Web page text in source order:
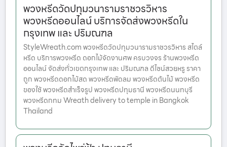
พวงหรีดวัดปทุมวนารามราชวรวิหาร
พวงหรีดออนไลน์ บริการจัดส่งพวงหรีดใน
กรุงเทพ และ ปริมณฑล
StyleWreath.com พวงหรีดวัดปทุมวนารามราชวรวิหาร สไตล์
หรีด บริการพวงหรีด ดอกไม้จัดงานศพ ครบวงจร ร้านพวงหรีด
ออนไลน์ จัดส่งทั่วเขตกรุงเทพ และ ปริมณฑล ดีไซน์สวยหรู ราคา
ถูก พวงหรีดดอกไม้สด พวงหรีดพัดลม พวงหรีดต้นไม้ พวงหรีด
ของใช้ พวงหรีดสำเร็จรูป พวงหรีดปทุมธานี พวงหรีดนนทบุรี
พวงหรีดกทม Wreath delivery to temple in Bangkok
Thailand